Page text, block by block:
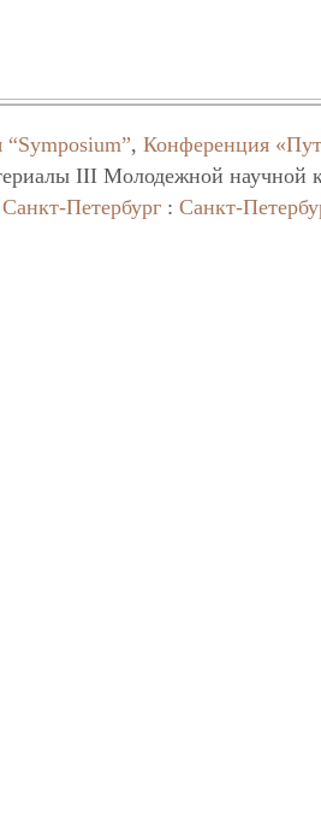
“Symposium”,Конференция
III Молодежной научной
Санкт-Петербург :Санкт-